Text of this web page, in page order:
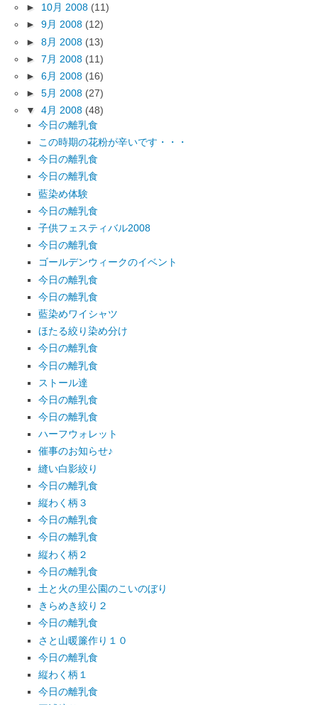
► 10月 2008 (11)
► 9月 2008 (12)
► 8月 2008 (13)
► 7月 2008 (11)
► 6月 2008 (16)
► 5月 2008 (27)
▼ 4月 2008 (48)
今日の離乳食
この時期の花粉が辛いです・・・
今日の離乳食
今日の離乳食
藍染め体験
今日の離乳食
子供フェスティバル2008
今日の離乳食
ゴールデンウィークのイベント
今日の離乳食
今日の離乳食
藍染めワイシャツ
ほたる絞り染め分け
今日の離乳食
今日の離乳食
ストール達
今日の離乳食
今日の離乳食
ハーフウォレット
催事のお知らせ♪
縫い白影絞り
今日の離乳食
縦わく柄３
今日の離乳食
今日の離乳食
縦わく柄２
今日の離乳食
土と火の里公園のこいのぼり
きらめき絞り２
今日の離乳食
さと山暖簾作り１０
今日の離乳食
縦わく柄１
今日の離乳食